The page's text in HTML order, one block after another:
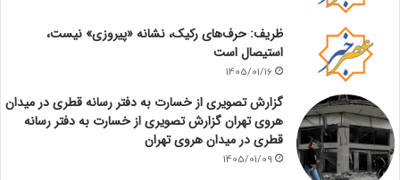
ظریف: حرف‌های رکیک، نشانه «پیروزی» نیست،
استیصال است
1405/01/16
گزارش تصویری از خسارت به دفتر رسانه قطری در میدان
هروی تهران گزارش تصویری از خسارت به دفتر رسانه
قطری در میدان هروی تهران
1405/01/09